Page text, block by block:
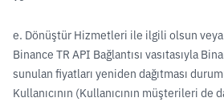
e. Dönüştür Hizmetleri ile ilgili olsun veya
Binance TR API Bağlantısı vasıtasıyla
sunulan fiyatları yeniden dağıtması
Kullanıcının (Kullanıcının müşterileri de